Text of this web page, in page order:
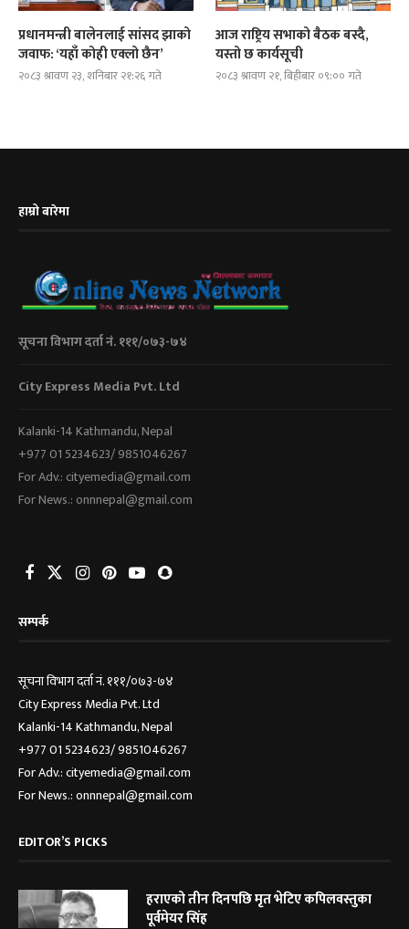
प्रधानमन्त्री बालेनलाई सांसद झाको
जवाफ: ‘यहाँ कोही एक्लो छैन’
२०८३ श्रावण २३, शनिबार २१:२६ गते
आज राष्ट्रिय सभाको बैठक बस्दै,
यस्तो छ कार्यसूची
२०८३ श्रावण २१, बिहीबार ०९:०० गते
हाम्रो बारेमा
सूचना विभाग दर्ता नं. १११/०७३-७४
City Express Media Pvt. Ltd
Kalanki-14 Kathmandu, Nepal
+977 01 5234623/ 9851046267
For Adv.: cityemedia@gmail.com
For News.: onnnepal@gmail.com
सम्पर्क
सूचना विभाग दर्ता नं. १११/०७३-७४
City Express Media Pvt. Ltd
Kalanki-14 Kathmandu, Nepal
+977 01 5234623/ 9851046267
For Adv.: cityemedia@gmail.com
For News.: onnnepal@gmail.com
EDITOR’S PICKS
हराएको तीन दिनपछि मृत भेटिए कपिलवस्तुका
पूर्वमेयर सिंह